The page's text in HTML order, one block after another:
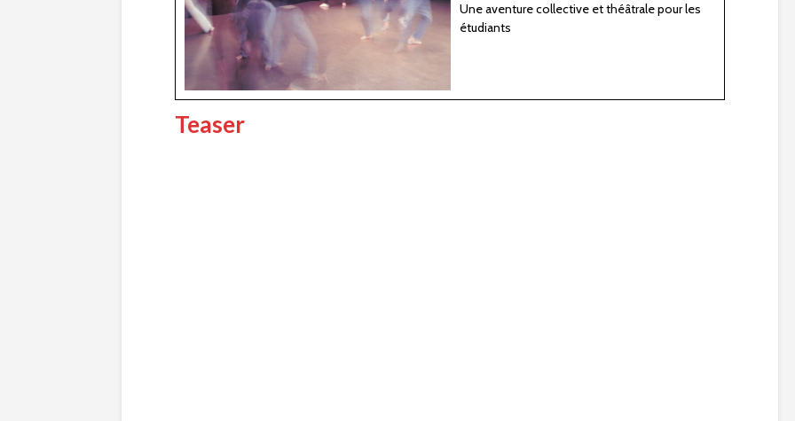
Une aventure collective et théâtrale pour les
étudiants
Teaser